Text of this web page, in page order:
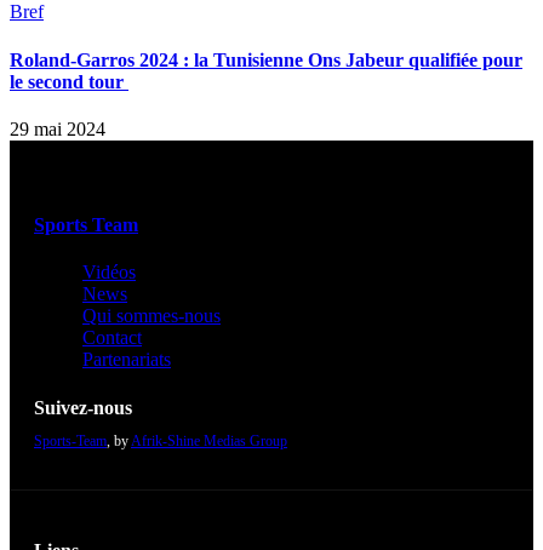
Bref
Roland-Garros 2024 : la Tunisienne Ons Jabeur qualifiée pour
le second tour
29 mai 2024
Sports Team
Vidéos
News
Qui sommes-nous
Contact
Partenariats
Suivez-nous
Sports-Team, byAfrik-Shine Medias Group